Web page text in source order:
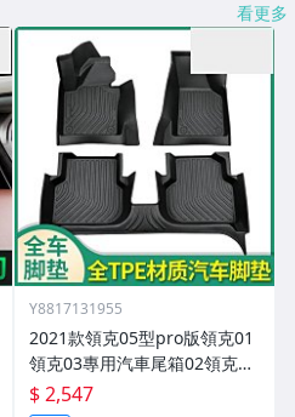
看更多
Y8817131955
2021款領克05型pro版領克01
領克03專用汽車尾箱02領克03
腳墊
$ 2,547